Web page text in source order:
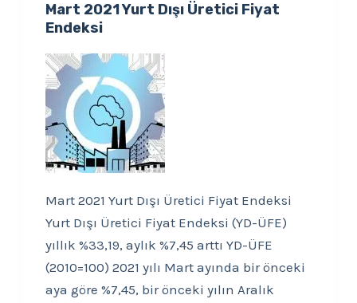
Mart 2021 Yurt Dışı Üretici Fiyat
Endeksi
Mart 2021 Yurt Dışı Üretici Fiyat Endeksi
Yurt Dışı Üretici Fiyat Endeksi (YD-ÜFE)
yıllık %33,19, aylık %7,45 arttı YD-ÜFE
(2010=100) 2021 yılı Mart ayında bir önceki
aya göre %7,45, bir önceki yılın Aralık